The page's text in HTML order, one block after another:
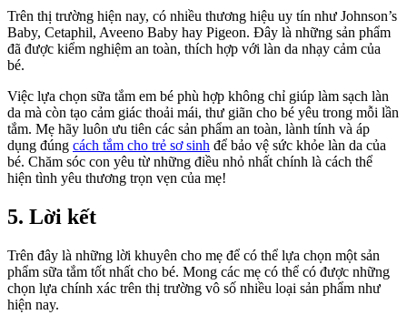
Trên thị trường hiện nay, có nhiều thương hiệu uy tín như Johnson’s
Baby, Cetaphil, Aveeno Baby hay Pigeon. Đây là những sản phẩm
đã được kiểm nghiệm an toàn, thích hợp với làn da nhạy cảm của
bé.
Việc lựa chọn sữa tắm em bé phù hợp không chỉ giúp làm sạch làn
da mà còn tạo cảm giác thoải mái, thư giãn cho bé yêu trong mỗi lần
tắm. Mẹ hãy luôn ưu tiên các sản phẩm an toàn, lành tính và áp
dụng đúng cách tắm cho trẻ sơ sinh để bảo vệ sức khỏe làn da của
bé. Chăm sóc con yêu từ những điều nhỏ nhất chính là cách thể
hiện tình yêu thương trọn vẹn của mẹ!
5. Lời kết
Trên đây là những lời khuyên cho mẹ để có thể lựa chọn một sản
phẩm sữa tắm tốt nhất cho bé. Mong các mẹ có thể có được những
chọn lựa chính xác trên thị trường vô số nhiều loại sản phẩm như
hiện nay.